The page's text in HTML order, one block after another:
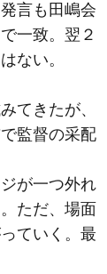
言も田嶋会
一致。翌２
ない。
てきたが、
監督の采配
が一つ外れ
ただ、場面
ていく。最